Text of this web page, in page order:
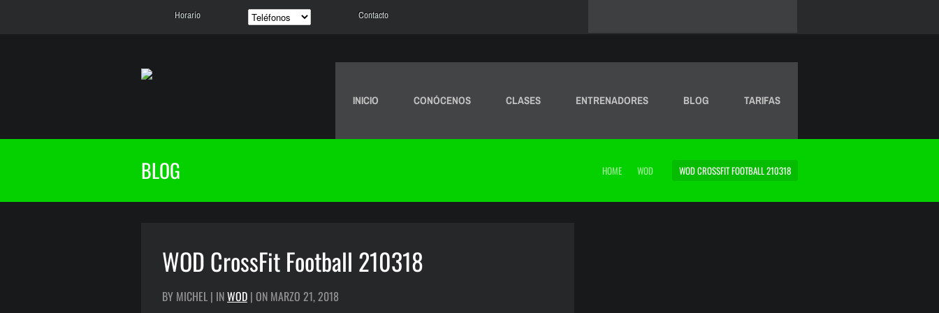
Horario Contacto
INICIO CONÓCENOS CLASES ENTRENADORES BLOG TARIFAS
BLOG HOME WOD WOD CROSSFIT FOOTBALL 210318
WOD CrossFit Football 210318
BY MICHEL | INWOD | ON MARZO 21, 2018